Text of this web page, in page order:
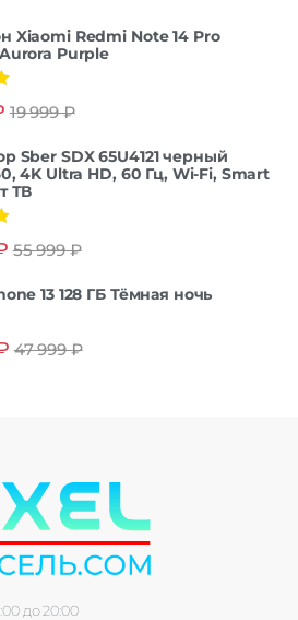
Xiaomi Redmi Note 14 Pro
Purple
19 999₽
Sber SDX 65U4121 черный
4K Ultra HD, 60 Гц, Wi-Fi, Smart
ТВ
55 999₽
13 128 ГБ Тёмная ночь
47 999₽
до 20:00